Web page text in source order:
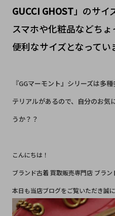
GUCCI GHOST」のサイ
スマホや化粧品などち
便利なサイズとなって
『GGマーモント』シリーズは多
テリアルがあるので、自分のお気
うか？？
こんにちは！
ブランド古着 買取販売専門店 ブラン
本日も当店ブログをご覧いただき誠